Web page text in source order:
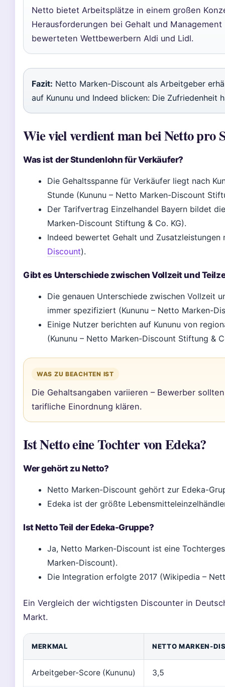
Netto bietet Arbeitsplätze in einem großen
Herausforderungen bei Gehalt und
bewerteten Wettbewerbern Aldi und Lidl.
Fazit: Netto Marken-Discount als Arbeitgeber
auf Kununu und Indeed blicken: Die Zufriedenheit
Wie viel verdient man bei Netto pro
Was ist der Stundenlohn für Verkäufer?
Die Gehaltsspanne für Verkäufer liegt nach
Stunde (Kununu – Netto Marken-Discount
Der Tarifvertrag Einzelhandel Bayern bildet
Marken-Discount Stiftung & Co. KG).
Indeed bewertet Gehalt und
Discount).
Gibt es Unterschiede zwischen Vollzeit und
Die genauen Unterschiede zwischen Vollzeit
immer spezifiziert (Kununu – Netto Marken-
Einige Nutzer berichten auf Kununu von
(Kununu – Netto Marken-Discount Stiftung &
WAS ZU BEACHTEN IST
Die Gehaltsangaben variieren – Bewerber
tarifliche Einordnung klären.
Ist Netto eine Tochter von Edeka?
Wer gehört zu Netto?
Netto Marken-Discount gehört zur Edeka-
Edeka ist der größte
Ist Netto Teil der Edeka-Gruppe?
Ja, Netto Marken-Discount ist eine
Marken-Discount).
Die Integration erfolgte 2017 (Wikipedia –
Ein Vergleich der wichtigsten Discounter in
Markt.
MERKMAL NETTO MARKEN-
Arbeitgeber-Score (Kununu) 3,5